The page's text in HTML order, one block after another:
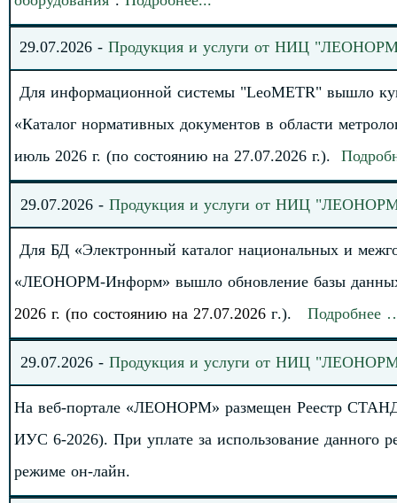
29.07.2026 - Продукция и услуги от НИЦ
Для информационной системы "LeoMETR" вышло
«Каталог нормативных документов в области
июль 2026 г. (по состоянию на 27.07.2026 г.).
29.07.2026 - Продукция и услуги от НИЦ
Для БД «Электронный каталог национальных и
«ЛЕОНОРМ-Информ» вышло обновление базы
2026 г. (по состоянию на 27.07.2026 г.). Подробнее
29.07.2026 - Продукция и услуги от НИЦ
На веб-портале «ЛЕОНОРМ» размещен Реестр
ИУС 6-2026). При уплате за использование
режиме он-лайн.